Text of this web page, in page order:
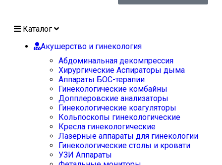
Каталог
Акушерство и гинекология
Абдоминальная декомпрессия
Хирургические Аспираторы дыма
Аппараты БОС-терапии
Гинекологические комбайны
Допплеровские анализаторы
Гинекологические коагуляторы
Кольпоскопы гинекологические
Кресла гинекологические
Лазерные аппараты для гинекологии
Гинекологические столы и кровати
УЗИ Аппараты